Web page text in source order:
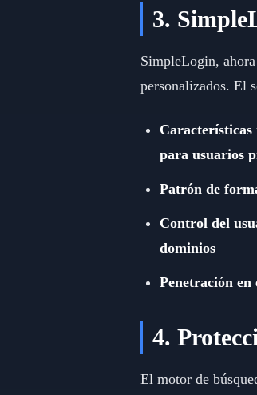
3.
SimpleLogin,
personalizados. El
para usuarios
Patrón de
Control del
dominios
Penetración
4.
El motor de